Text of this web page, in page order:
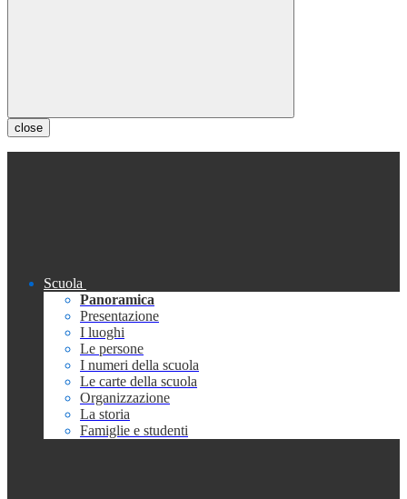
close
Scuola
Panoramica
Presentazione
I luoghi
Le persone
I numeri della scuola
Le carte della scuola
Organizzazione
La storia
Famiglie e studenti